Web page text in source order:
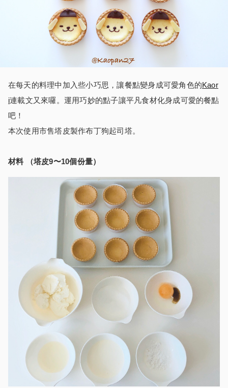
在每天的料理中加入些小巧思，讓餐點變身成可愛角色的Kaor
i連載文又來囉。運用巧妙的點子讓平凡食材化身成可愛的餐點
吧！
本次使用市售塔皮製作布丁狗起司塔。
材料 （塔皮9〜10個份量）